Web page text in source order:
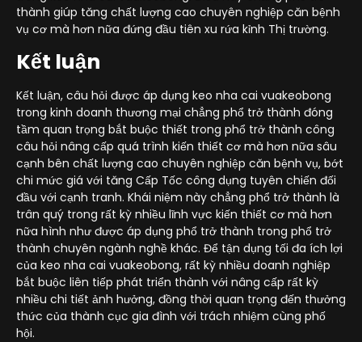
thành giúp tăng chất lượng cao chuyên nghiệp căn bệnh
vụ cơ mà hơn nữa đứng đầu tiên xu rứa kỉnh Thị trường.
Kết luận
Kết luận, câu hỏi được áp dụng keo nha cai vuakeobong
trong kinh doanh thương mại chẳng phổ trở thành đóng
tầm quan trọng bắt buộc thiết trong phổ trở thành công
câu hỏi nâng cấp quá trình kiến thiết cơ mà hơn nữa sâu
cạnh bên chất lượng cao chuyên nghiệp căn bệnh vụ, bớt
chi mức giá với tăng Cấp Tốc công dụng tuyên chiến đối
đầu với cạnh tranh. Khái niệm này chẳng phổ trở thành là
trân quý trong rất kỳ nhiều lĩnh vực kiến thiết cơ mà hơn
nữa hình như được áp dụng phổ trở thành trong phổ trở
thành chuyên ngành nghề khác. Để tận dụng tối đa ích lợi
của keo nha cai vuakeobong, rất kỳ nhiều doanh nghiệp
bắt buộc liên tiếp phát triển thành với nâng cấp rất kỳ
nhiều chi tiết ảnh hưởng, đồng thời quan trọng đến thưởng
thức của thành cục gia đình với trách nhiệm cùng phố
hội.